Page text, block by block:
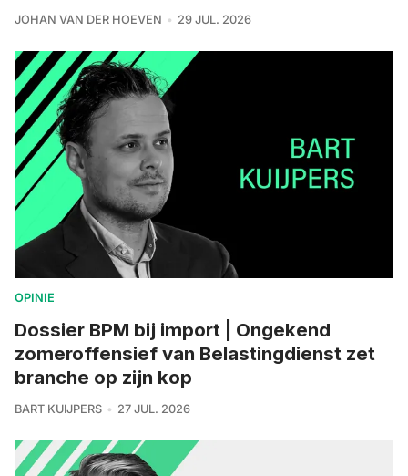
JOHAN VAN DER HOEVEN 29 JUL. 2026
OPINIE
Dossier BPM bij import | Ongekend
zomeroffensief van Belastingdienst zet
branche op zijn kop
BART KUIJPERS 27 JUL. 2026